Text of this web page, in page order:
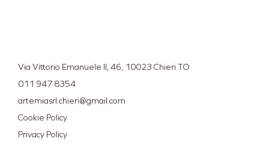
Via Vittorio Emanuele II, 46, 10023 Chieri TO
011 947 8354
artemiasrl.chieri@gmail.com
Cookie Policy
Privacy Policy